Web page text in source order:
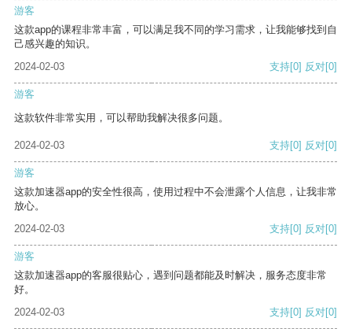
游客
这款app的课程非常丰富，可以满足我不同的学习需求，让我能够找到自
己感兴趣的知识。
2024-02-03
支持[0] 反对[0]
游客
这款软件非常实用，可以帮助我解决很多问题。
2024-02-03 支持[0] 反对[0]
游客
这款加速器app的安全性很高，使用过程中不会泄露个人信息，让我非常
放心。
2024-02-03
支持[0] 反对[0]
游客
这款加速器app的客服很贴心，遇到问题都能及时解决，服务态度非常
好。
2024-02-03
支持[0] 反对[0]